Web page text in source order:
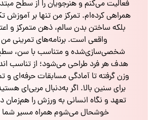
فعالیت می‌کنم و هنرجویان را از سطح
همراهی کرده‌ام. تمرکز من تنها بر
بلکه ساختن بدن سالم، ذهن متمرکز و
واقعی است. برنامه‌های تمرینی من
شخصی‌سازی‌شده و متناسب با سن،
هدف هر فرد طراحی می‌شود؛ از تناسب
وزن گرفته تا آمادگی مسابقات حرفه‌ای و
برای سنین بالا. اگر به‌دنبال مربی‌ای
تعهد و نگاه انسانی به ورزش را هم‌زمان
خوشحال می‌شوم همراه مسیر شما